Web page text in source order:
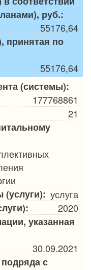
руб.:
55176,64
принятая по
55176,64
(системы):
177768861
21
(услуги): услуга
2020
указанная
30.09.2021
с